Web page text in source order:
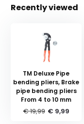
Recently viewed
TM Deluxe Pipe
bending pliers, Brake
pipe bending pliers
From 4 to 10 mm
€ 19,99 € 9,99
Schrijf je